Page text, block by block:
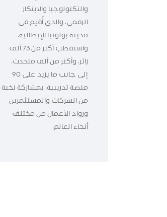
والتكنولوجيا والابتكار
الرقمي، والذي أُقيم في
مدينة بولونيا الإيطالية،
واستقطب أكثر من 73 ألف
زائر، وأكثر من ألف متحدث،
إلى جانب ما يزيد على 90
منصة تدريبية، بمشاركة نخبة
من الشركات والمستثمرين
ورواد الأعمال من مختلف
أنحاء العالم.